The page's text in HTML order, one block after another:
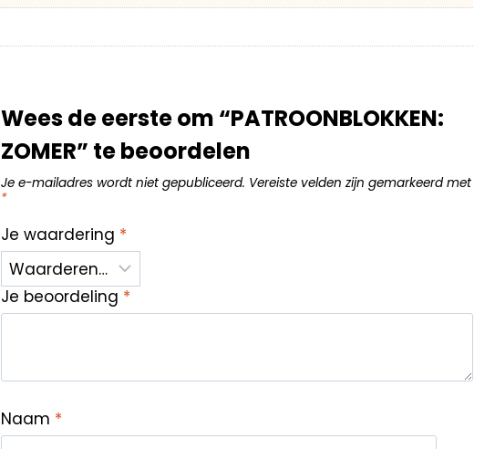
Wees de eerste om “PATROONBLOKKEN:
ZOMER” te beoordelen
Je e-mailadres wordt niet gepubliceerd. Vereiste velden zijn gemarkeerd met
*
Je waardering *
Je beoordeling *
Naam *